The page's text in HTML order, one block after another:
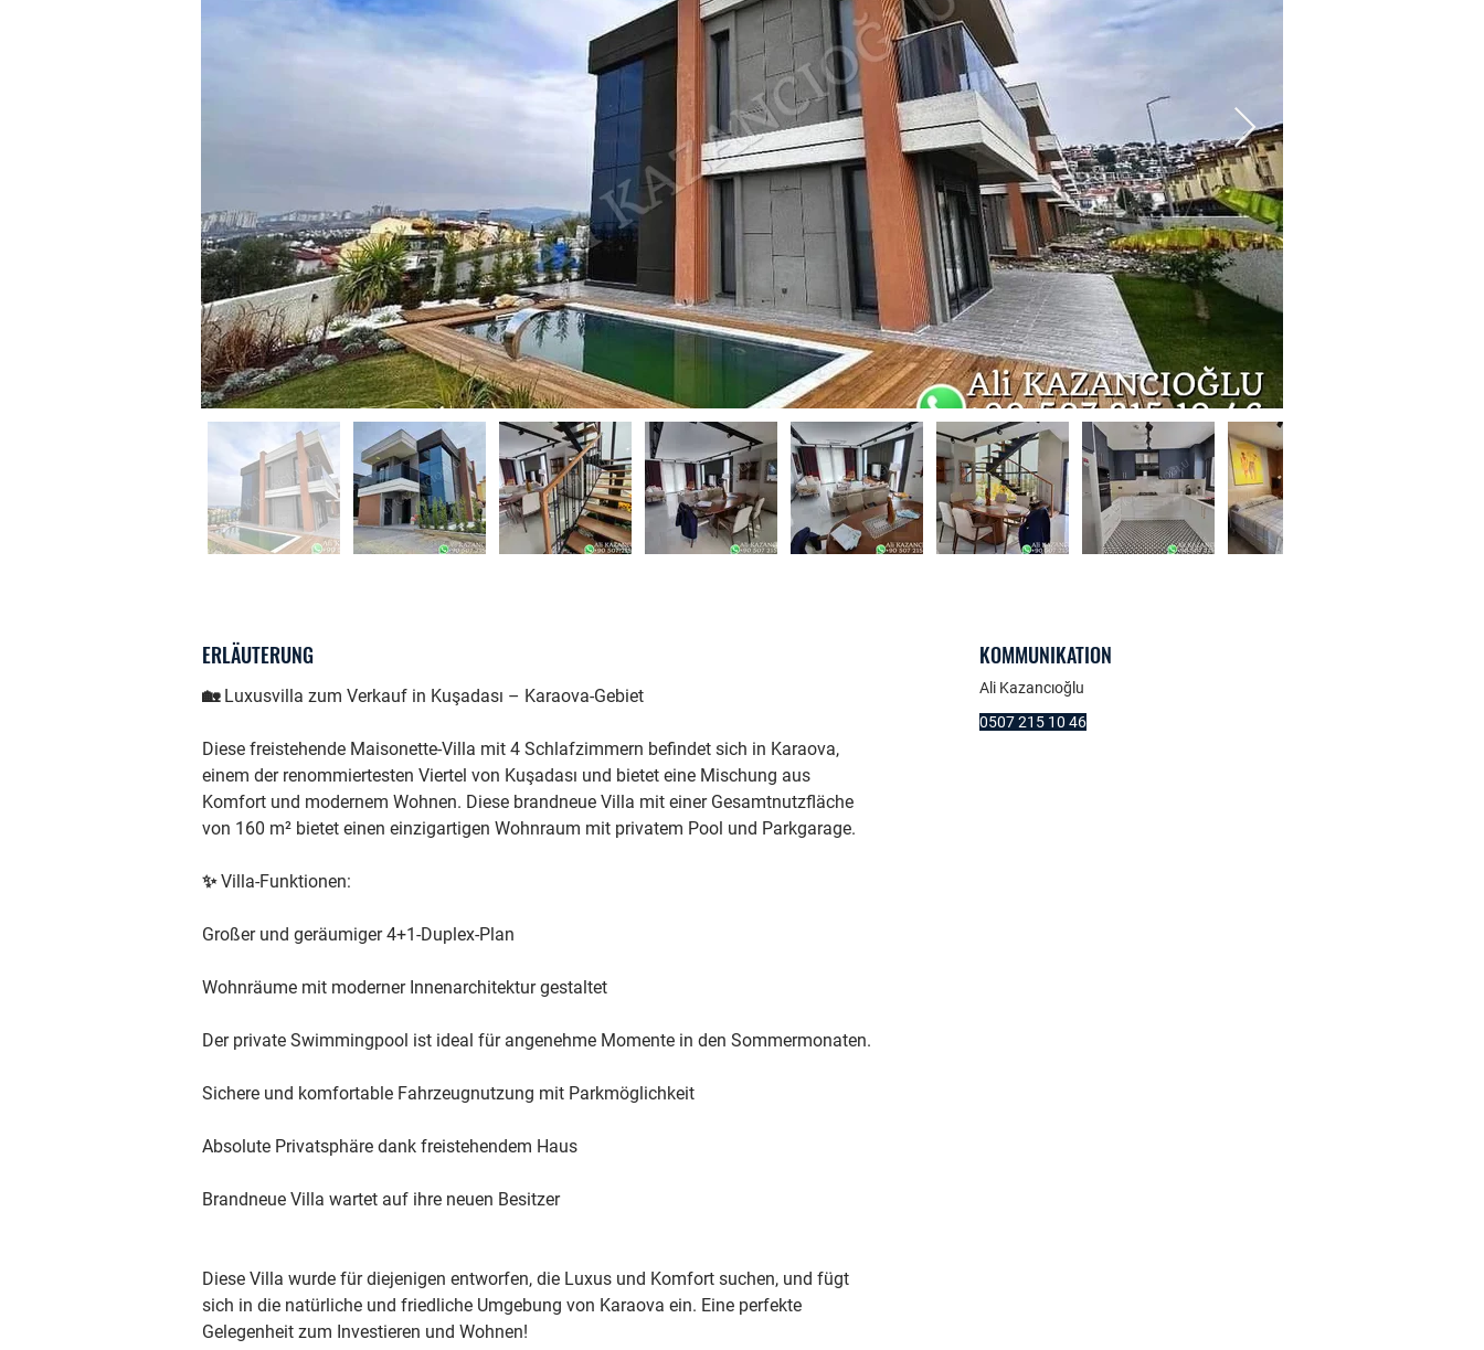
ERLÄUTERUNG
🏡 Luxusvilla zum Verkauf in Kuşadası – Karaova-Gebiet
Diese freistehende Maisonette-Villa mit 4 Schlafzimmern befindet sich in Karaova,
einem der renommiertesten Viertel von Kuşadası und bietet eine Mischung aus
Komfort und modernem Wohnen. Diese brandneue Villa mit einer Gesamtnutzfläche
von 160 m² bietet einen einzigartigen Wohnraum mit privatem Pool und Parkgarage.
✨ Villa-Funktionen:
Großer und geräumiger 4+1-Duplex-Plan
Wohnräume mit moderner Innenarchitektur gestaltet
Der private Swimmingpool ist ideal für angenehme Momente in den Sommermonaten.
Sichere und komfortable Fahrzeugnutzung mit Parkmöglichkeit
Absolute Privatsphäre dank freistehendem Haus
Brandneue Villa wartet auf ihre neuen Besitzer
Diese Villa wurde für diejenigen entworfen, die Luxus und Komfort suchen, und fügt
sich in die natürliche und friedliche Umgebung von Karaova ein. Eine perfekte
Gelegenheit zum Investieren und Wohnen!
KOMMUNIKATION
Ali Kazancıoğlu
0507 215 10 46